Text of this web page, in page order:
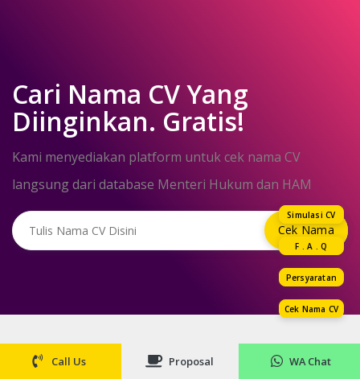
Cari Nama CV Yang
Diinginkan. Gratis!
Kami menyediakan platform untuk cek nama CV
langsung dari database Menteri Hukum dan HAM
Simulasi CV
F . A . Q
Persyaratan
Cek Nama CV
Call Us Proposal WA Chat